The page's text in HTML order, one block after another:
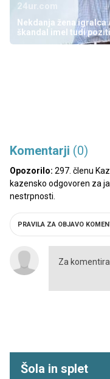
24ur.com
Nekdanja žena
škandal imel tudi
Komentarji (0)
Opozorilo: 297. členu
kazensko odgovoren za
nestrpnosti.
PRAVILA ZA OBJAVO
Šola in splet